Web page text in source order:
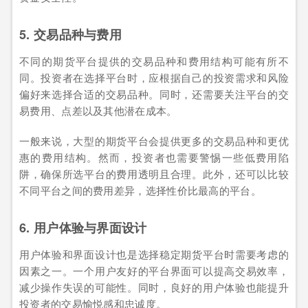
5. 交易品种与费用
不同的期货平台提供的交易品种和费用结构可能有所不
同。投资者在选择平台时，应根据自己的投资需求和风险
偏好来选择合适的交易品种。同时，还需要关注平台的交
易费用、点差以及其他潜在成本。
一般来说，大型的期货平台会提供更多的交易品种和更优
惠的费用结构。然而，投资者也需要警惕一些低费用陷
阱，确保所选平台的费用透明且合理。此外，还可以比较
不同平台之间的费用差异，选择性价比最高的平台。
6. 用户体验与界面设计
用户体验和界面设计也是选择稳定期货平台时需要考虑的
因素之一。一个用户友好的平台界面可以提高交易效率，
减少操作失误的可能性。同时，良好的用户体验也能提升
投资者的交易愉悦感和忠诚度。